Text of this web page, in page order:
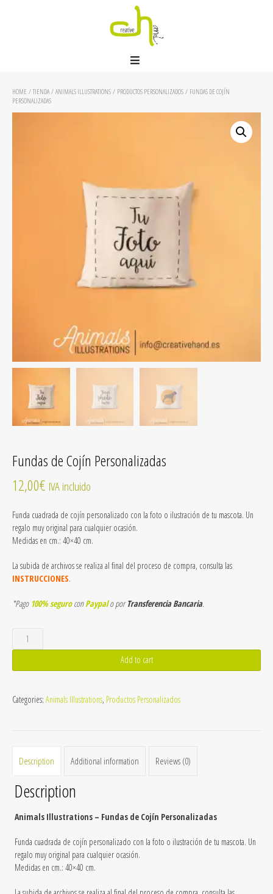
HOME / TIENDA/ ANIMALS ILLUSTRATIONS / PRODUCTOS PERSONALIZADOS / FUNDAS DE COJÍN
PERSONALIZADAS
Fundas de Cojín Personalizadas
12,00€ IVA incluido
Funda cuadrada de cojín personalizado con la foto o ilustración de tu mascota. Un
regalo muy original para cualquier ocasión.
Medidas en cm.: 40×40 cm.
La subida de archivos se realiza al final del proceso de compra, consulta las
INSTRUCCIONES.
*Pago 100% seguroconPaypalo porTransferencia Bancaria.
Fundas
de
Personalizadas
Add to cart
Categories: Animals Illustrations, Productos Personalizados
Description Additional information Reviews (0)
Description
Animals Illustrations – Fundas de Cojín Personalizadas
Funda cuadrada de cojín personalizado con la foto o ilustración de tu mascota. Un
regalo muy original para cualquier ocasión.
Medidas en cm.: 40×40 cm.